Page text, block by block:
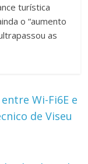
turística
o “aumento
as
Wi-Fi6E e
de Viseu